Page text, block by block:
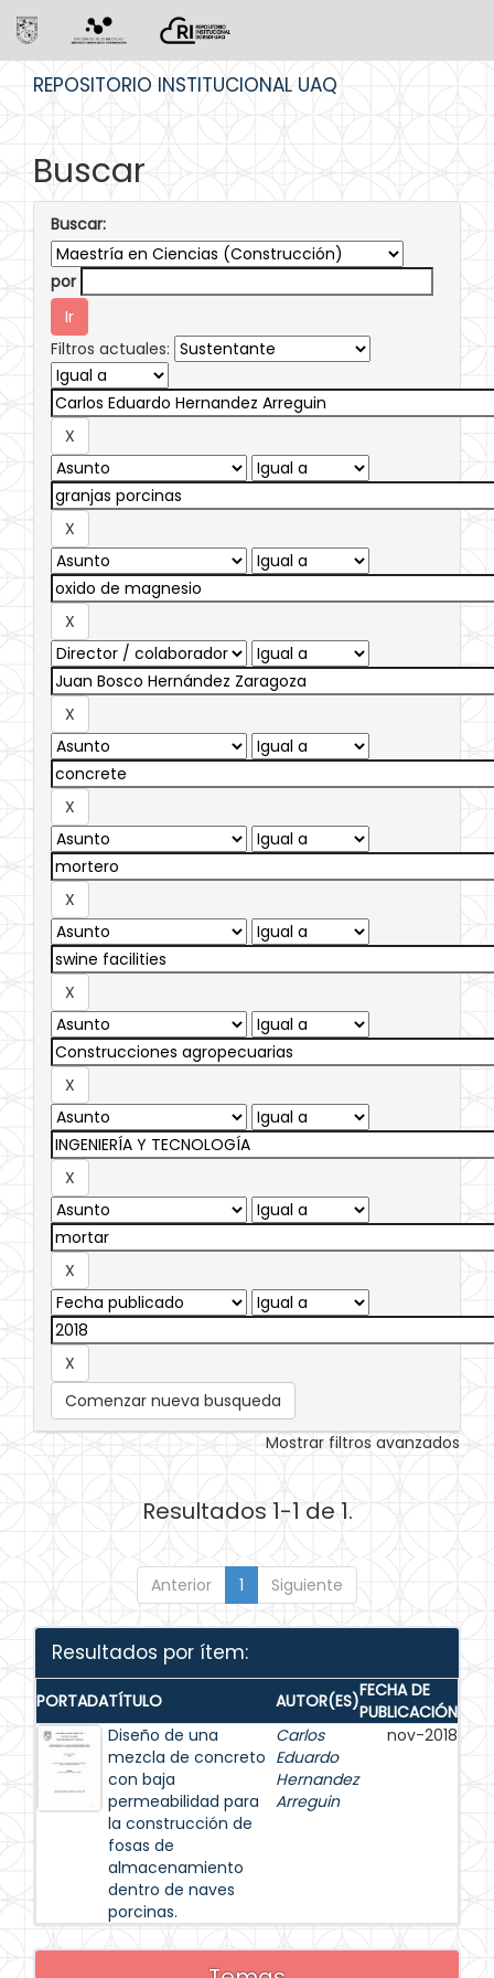
REPOSITORIO INSTITUCIONAL UAQ
Buscar
Buscar:
por
Filtros actuales:
Comenzar nueva busqueda
Mostrar filtros avanzados
Resultados 1-1 de 1.
Anterior 1 Siguiente
Resultados por ítem:
PORTADATÍTULO AUTOR(ES)FECHA DE
PUBLICACIÓN
Diseño de una
mezcla de concreto
con baja
permeabilidad para
la construcción de
fosas de
almacenamiento
dentro de naves
porcinas.
Carlos
Eduardo
Hernandez
Arreguin
nov-2018